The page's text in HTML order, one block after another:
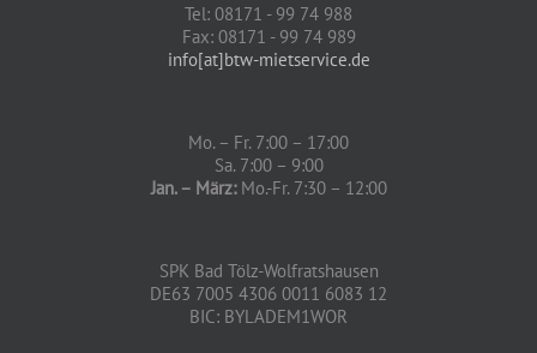
Tel: 08171 - 99 74 988
Fax: 08171 - 99 74 989
info[at]btw-mietservice.de
Mo. – Fr. 7:00 – 17:00
Sa. 7:00 – 9:00
Jan. – März:Mo.-Fr. 7:30 – 12:00
SPK Bad Tölz-Wolfratshausen
DE63 7005 4306 0011 6083 12
BIC: BYLADEM1WOR